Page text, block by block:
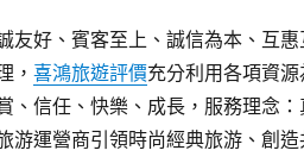
友好、賓客至上、誠信為本、互
， 喜鴻旅遊評價充分利用各項資
、信任、快樂、成長，服務理念
游運營商引領時尚經典旅游、創造